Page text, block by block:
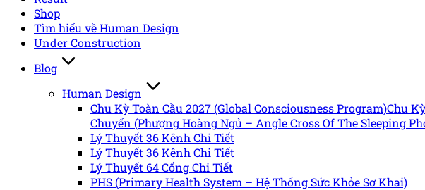
Shop
Tìm hiểu về Human Design
Under Construction
Blog
Human Design
Chu Kỳ Toàn Cầu 2027 (Global Consciousness Program)Chu
Chuyển (Phượng Hoàng Ngủ – Angle Cross Of The Sleeping
Lý Thuyết 36 Kênh Chi Tiết
Lý Thuyết 36 Kênh Chi Tiết
Lý Thuyết 64 Cổng Chi Tiết
PHS (Primary Health System – Hệ Thống Sức Khỏe Sơ Khai)